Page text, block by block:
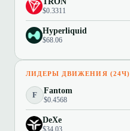
$0.3311
Hyperliquid
$68.06
ЛИДЕРЫ ДВИЖЕНИЯ (24Ч)
F Fantom
$0.4568
DeXe
$34.03